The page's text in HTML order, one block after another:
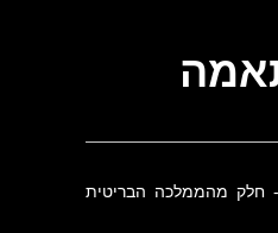
- חלק מהממלכה הבריטית